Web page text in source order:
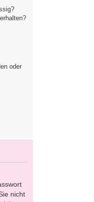
oder
nicht